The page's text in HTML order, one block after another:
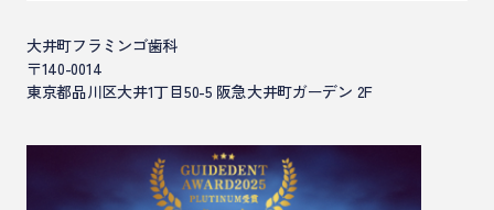
大井町フラミンゴ歯科
〒140-0014
東京都品川区大井1丁目50-5 阪急大井町ガーデン 2F